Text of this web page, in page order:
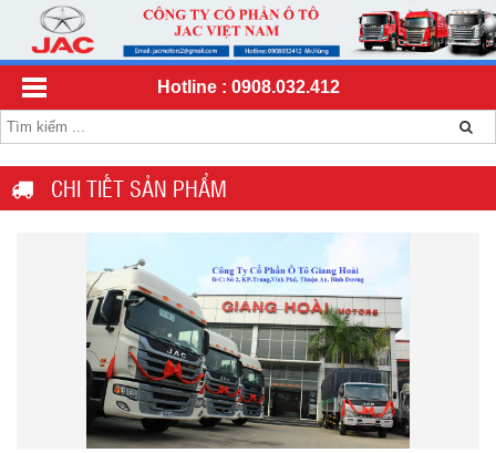
Hotline : 0908.032.412
CHI TIẾT SẢN PHẨM